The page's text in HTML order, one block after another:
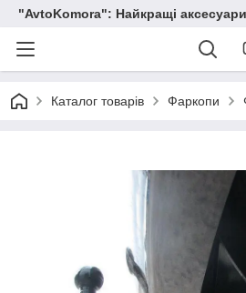
"AvtoKomora": Найкращі
Каталог товарів Фаркопи